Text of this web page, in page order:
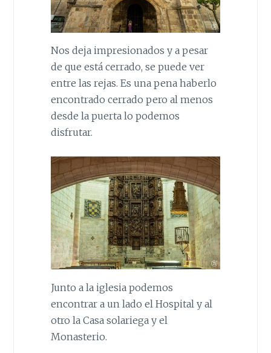
Nos deja impresionados y a pesar
de que está cerrado, se puede ver
entre las rejas. Es una pena haberlo
encontrado cerrado pero al menos
desde la puerta lo podemos
disfrutar.
Junto a la iglesia podemos
encontrar a un lado el Hospital y al
otro la Casa solariega y el
Monasterio.